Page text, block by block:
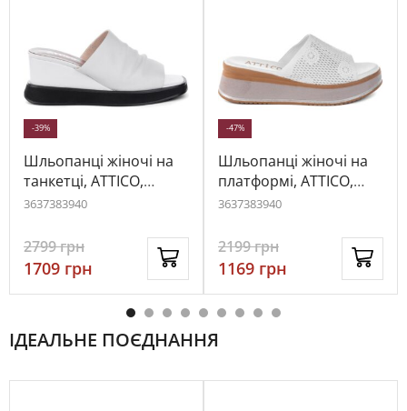
Шльопанці жіночі на
танкетці, ATTICO,
шкіра, колір білий,
-39%
3637383940
2799грн
1709 грн
Шльопанці жіночі на
платформі, ATTICO,
шкіра, колір білий,
-47%
3637383940
2199грн
1169 грн
ІДЕАЛЬНЕ ПОЄДНАННЯ